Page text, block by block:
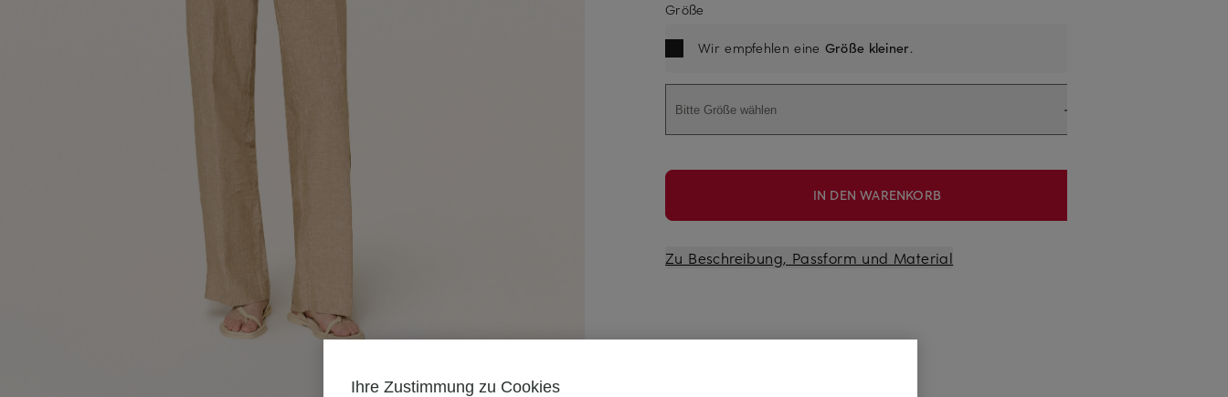
Größe
Wir empfehlen eine Größe kleiner.
Bitte Größe wählen
IN DEN WARENKORB
Zu Beschreibung, Passform und Material
Ihre Zustimmung zu Cookies